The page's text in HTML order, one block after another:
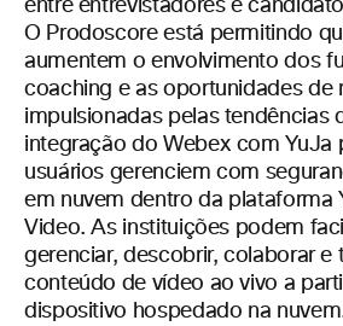
entre entrevistadores e
O Prodoscore está permitindo
aumentem o envolvimento dos
coaching e as oportunidades de
impulsionadas pelas tendências
integração do Webex com YuJa
usuários gerenciem com
em nuvem dentro da plataforma
Video. As instituições podem
gerenciar, descobrir, colaborar e
conteúdo de vídeo ao vivo a
dispositivo hospedado na